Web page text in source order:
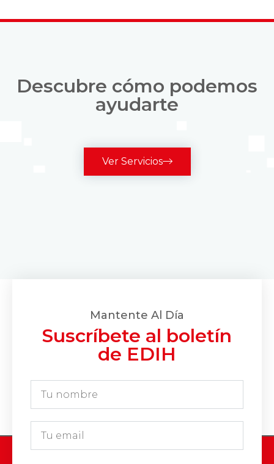
Descubre cómo podemos
ayudarte
Ver Servicios
Mantente Al Día
Suscríbete al boletín
de EDIH